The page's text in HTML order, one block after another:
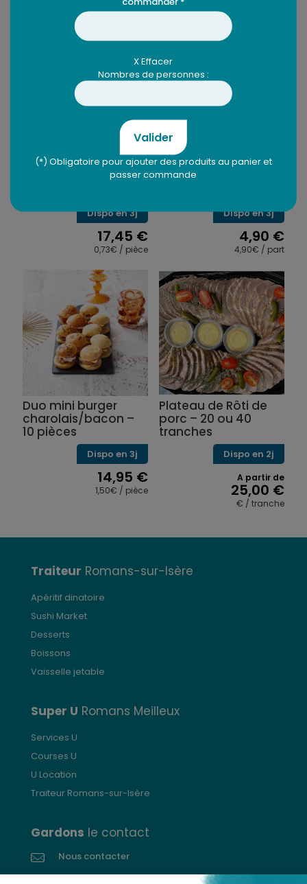
Produits similaires
Mini Wraps – 24
Dispo en 3j
17,45 €
0,73€ / pièce
Buffet campagnard
Dispo en 3j
4,90 €
4,90€ / part
Duo mini burger
charolais/bacon –
10 pièces
Dispo en 3j
14,95 €
1,50€ / pièce
Plateau de Rôti de
porc – 20 ou 40
tranches
Dispo en 2j
A partir de
25,00 €
€ / tranche
a
Traiteur Romans-sur-Isère
Apéritif dinatoire
Sushi Market
Desserts
Boissons
Vaisselle jetable
Super U Romans Meilleux
Services U
Courses U
U Location
Traiteur Romans-sur-Isère
Gardons le contact
Nous contacter
X Effacer
Nombres de personnes :
Valider
(*) Obligatoire pour ajouter des produits au panier et
passer commande